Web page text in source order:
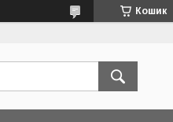
Кошик